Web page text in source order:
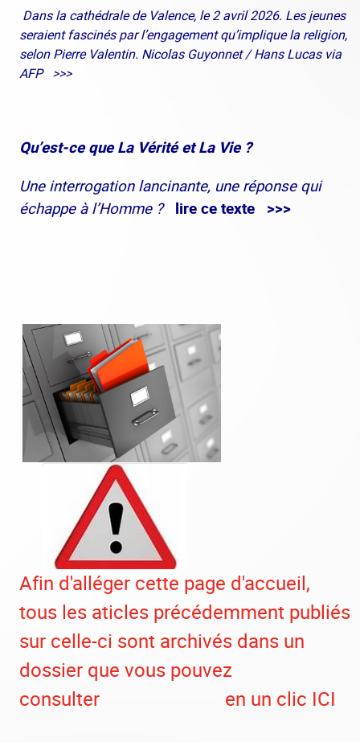
Dans la cathédrale de Valence, le 2 avril 2026. Les jeunes
seraient fascinés par l’engagement qu’implique la religion,
selon Pierre Valentin. Nicolas Guyonnet / Hans Lucas via
AFP >>>
Qu’est-ce que La Vérité et La Vie ?
Une interrogation lancinante, une réponse qui
échappe à l’Homme ? lire ce texte >>>
Afin d'alléger cette page d'accueil,
tous les aticles précédemment publiés
sur celle-ci sont archivés dans un
dossier que vous pouvez
consulter en un clic ICI